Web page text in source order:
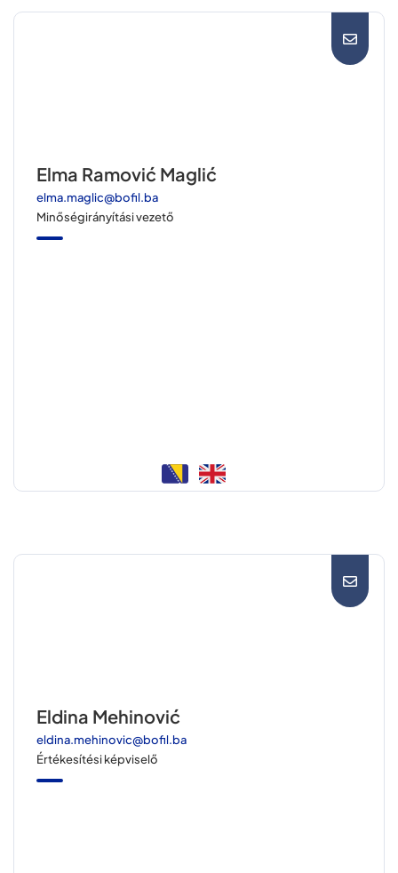
Elma Ramović Maglić
elma.maglic@bofil.ba
Minőségirányítási vezető
Eldina Mehinović
eldina.mehinovic@bofil.ba
Értékesítési képviselő